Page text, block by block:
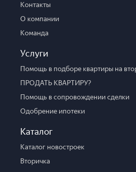
Контакты
О компании
Команда
Услуги
Помощь в подборе квартиры на
ПРОДАТЬ КВАРТИРУ?
Помощь в сопровождении сделки
Одобрение ипотеки
Каталог
Каталог новостроек
Вторичка